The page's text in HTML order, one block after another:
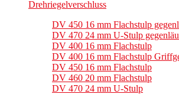
Drehriegelverschluss
DV 450 16 mm Flachstulp
DV 470 24 mm U-Stulp
DV 400 16 mm Flachstulp
DV 400 16 mm Flachstulp
DV 450 16 mm Flachstulp
DV 460 20 mm Flachstulp
DV 470 24 mm U-Stulp